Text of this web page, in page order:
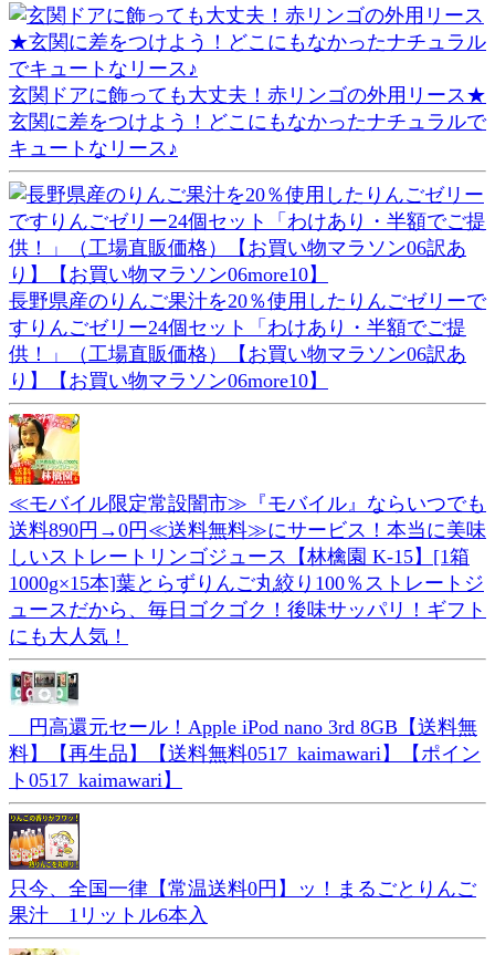
玄関ドアに飾っても大丈夫！赤リンゴの外用リース★
玄関に差をつけよう！どこにもなかったナチュラルで
キュートなリース♪
長野県産のりんご果汁を20％使用したりんごゼリーで
すりんごゼリー24個セット「わけあり・半額でご提
供！」（工場直販価格）【お買い物マラソン06訳あ
り】【お買い物マラソン06more10】
≪モバイル限定常設闇市≫『モバイル』ならいつでも
送料890円→0円≪送料無料≫にサービス！本当に美味
しいストレートリンゴジュース【林檎園 K-15】[1箱
1000g×15本]葉とらずりんご丸絞り100％ストレートジ
ュースだから、毎日ゴクゴク！後味サッパリ！ギフト
にも大人気！
円高還元セール！Apple iPod nano 3rd 8GB【送料無
料】【再生品】【送料無料0517_kaimawari】【ポイン
ト0517_kaimawari】
只今、全国一律【常温送料0円】ッ！まるごとりんご
果汁 1リットル6本入